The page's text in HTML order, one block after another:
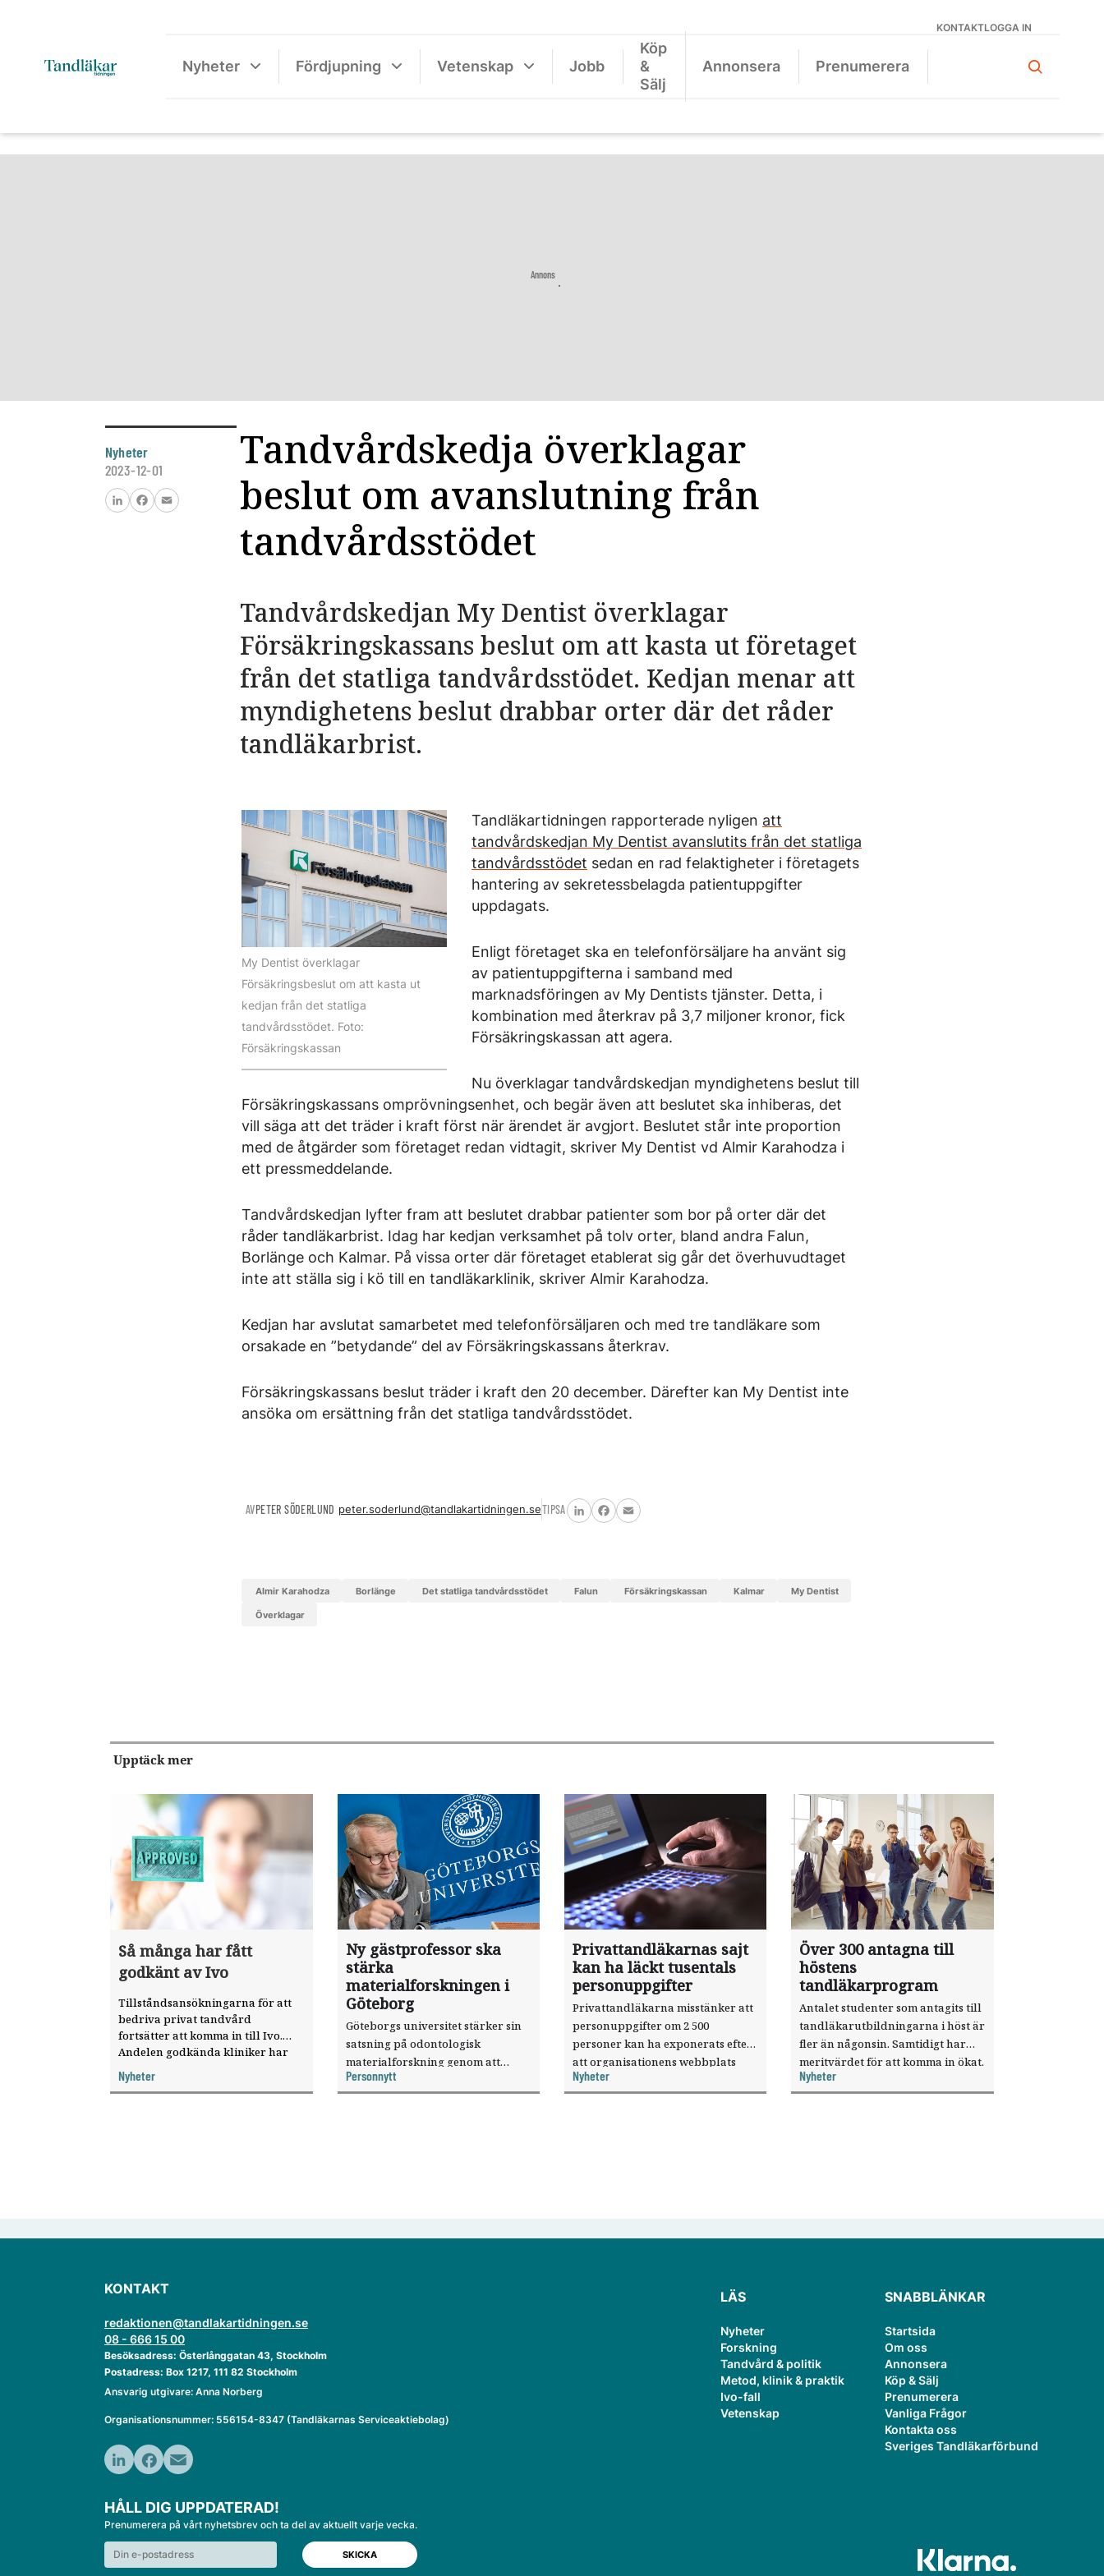
KONTAKTLOGGA IN
Nyheter Fördjupning Vetenskap Jobb
Köp
&
Sälj
Annonsera Prenumerera
Annons
Nyheter
2023-12-01
FacebookEmail
Tandvårdskedja överklagar
beslut om avanslutning från
tandvårdsstödet
Tandvårdskedjan My Dentist överklagar
Försäkringskassans beslut om att kasta ut företaget
från det statliga tandvårdsstödet. Kedjan menar att
myndighetens beslut drabbar orter där det råder
tandläkarbrist.
My Dentist överklagar
Försäkringsbeslut om att kasta ut
kedjan från det statliga
tandvårdsstödet. Foto:
Försäkringskassan
Tandläkartidningen rapporterade nyligen att
tandvårdskedjan My Dentist avanslutits från det statliga
tandvårdsstödet sedan en rad felaktigheter i företagets
hantering av sekretessbelagda patientuppgifter
uppdagats.
Enligt företaget ska en telefonförsäljare ha använt sig
av patientuppgifterna i samband med
marknadsföringen av My Dentists tjänster. Detta, i
kombination med återkrav på 3,7 miljoner kronor, fick
Försäkringskassan att agera.
Nu överklagar tandvårdskedjan myndighetens beslut till
Försäkringskassans omprövningsenhet, och begär även att beslutet ska inhiberas, det
vill säga att det träder i kraft först när ärendet är avgjort. Beslutet står inte proportion
med de åtgärder som företaget redan vidtagit, skriver My Dentist vd Almir Karahodza i
ett pressmeddelande.
Tandvårdskedjan lyfter fram att beslutet drabbar patienter som bor på orter där det
råder tandläkarbrist. Idag har kedjan verksamhet på tolv orter, bland andra Falun,
Borlänge och Kalmar. På vissa orter där företaget etablerat sig går det överhuvudtaget
inte att ställa sig i kö till en tandläkarklinik, skriver Almir Karahodza.
Kedjan har avslutat samarbetet med telefonförsäljaren och med tre tandläkare som
orsakade en ”betydande” del av Försäkringskassans återkrav.
Försäkringskassans beslut träder i kraft den 20 december. Därefter kan My Dentist inte
ansöka om ersättning från det statliga tandvårdsstödet.
AVPETER SÖDERLUND peter.soderlund@tandlakartidningen.seTIPSA
LinkedInFacebook
Email
Almir Karahodza Borlänge Det statliga tandvårdsstödet Falun Försäkringskassan Kalmar My Dentist
Överklagar
Upptäck mer
Så många har fått
godkänt av Ivo
Tillståndsansökningarna för att
bedriva privat tandvård
fortsätter att komma in till Ivo.
Andelen godkända kliniker har
Nyheter
Ny gästprofessor ska
stärka
materialforskningen i
Göteborg
Göteborgs universitet stärker sin
satsning på odontologisk
materialforskning genom att
knyta forskaren Pekka Vallittu till
verksamheten som gästprofessor.
Personnytt
Privattandläkarnas sajt
kan ha läckt tusentals
personuppgifter
Privattandläkarna misstänker att
personuppgifter om 2 500
personer kan ha exponerats efter
att organisationens webbplats
utnyttjats genom en sårbarhet i ett
publiceringsverktyg.
Nyheter
Över 300 antagna till
höstens
tandläkarprogram
Antalet studenter som antagits till
tandläkarutbildningarna i höst är
fler än någonsin. Samtidigt har
meritvärdet för att komma in ökat.
Nyheter
KONTAKT
redaktionen@tandlakartidningen.se
08 - 666 15 00
Besöksadress: Österlånggatan 43, Stockholm
Postadress: Box 1217, 111 82 Stockholm
Ansvarig utgivare: Anna Norberg
Organisationsnummer: 556154-8347 (Tandläkarnas Serviceaktiebolag)
HÅLL DIG UPPDATERAD!
Prenumerera på vårt nyhetsbrev och ta del av aktuellt varje vecka.
LÄS
Nyheter
Forskning
Tandvård & politik
Metod, klinik & praktik
Ivo-fall
Vetenskap
SNABBLÄNKAR
Startsida
Om oss
Annonsera
Köp & Sälj
Prenumerera
Vanliga Frågor
Kontakta oss
Sveriges Tandläkarförbund